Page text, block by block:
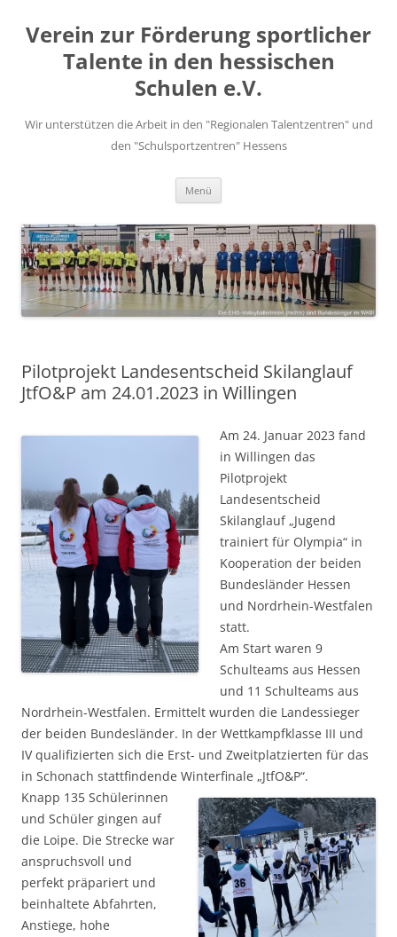
springen
Verein zur Förderung sportlicher
Talente in den hessischen
Schulen e.V.
Wir unterstützen die Arbeit in den "Regionalen Talentzentren" und
den "Schulsportzentren" Hessens
Menü
Pilotprojekt Landesentscheid Skilanglauf
JtfO&P am 24.01.2023 in Willingen
Am 24. Januar 2023 fand
in Willingen das
Pilotprojekt
Landesentscheid
Skilanglauf „Jugend
trainiert für Olympia“ in
Kooperation der beiden
Bundesländer Hessen
und Nordrhein-Westfalen
statt.
Am Start waren 9
Schulteams aus Hessen
und 11 Schulteams aus
Nordrhein-Westfalen. Ermittelt wurden die Landessieger
der beiden Bundesländer. In der Wettkampfklasse III und
IV qualifizierten sich die Erst- und Zweitplatzierten für das
in Schonach stattfindende Winterfinale „JtfO&P“.
Knapp 135 Schülerinnen
und Schüler gingen auf
die Loipe. Die Strecke war
anspruchsvoll und
perfekt präpariert und
beinhaltete Abfahrten,
Anstiege, hohe